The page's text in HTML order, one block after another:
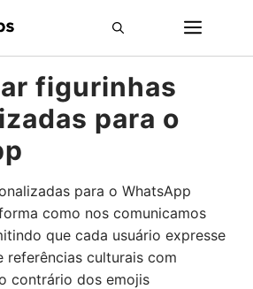
figurinhas
para o
para o WhatsApp
como nos comunicamos
que cada usuário expresse
referências culturais com
contrário dos emojis